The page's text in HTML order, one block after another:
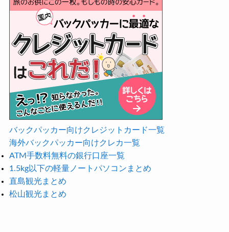
バックパッカー向けクレジットカード一覧
海外バックパッカー向けクレカ一覧
ATM手数料無料の銀行口座一覧
1.5kg以下の軽量ノートパソコンまとめ
直島観光まとめ
松山観光まとめ